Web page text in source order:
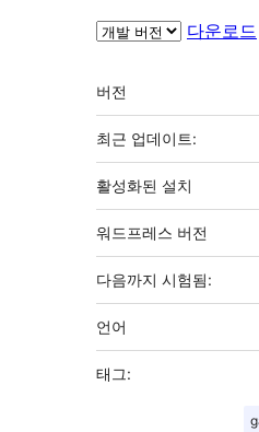
다운로드
기
초
버전
최근 업데이트:
활성화된 설치
워드프레스 버전
다음까지 시험됨:
언어
태그: